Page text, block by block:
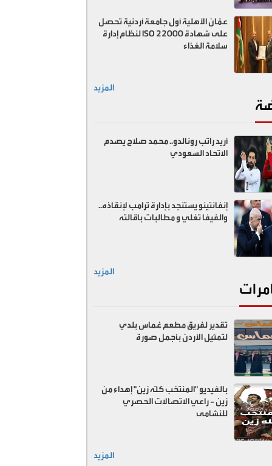
عمّان الأهلية أول جامعة أردنية تحصل
على شهادة ISO 22000 لنظام إدارة
سلامة الغذاء
المزيد
أريد راتب رونالدو.. محمد صلاح يصدم
الاتحاد السعودي
إنفانتينو يستنجد بإدارة ترامب لإنقاذه..
والفيفا تغلي و مطالبات باقالته
المزيد
تقدير لفريق مطعم غماس بلدي
لتمثيل الأردن بأجمل صورة
بالفيديو "المنتخب كلّه زين" إهداء من
زين - راعي الاتصالات الحصري
للنشامى
المزيد